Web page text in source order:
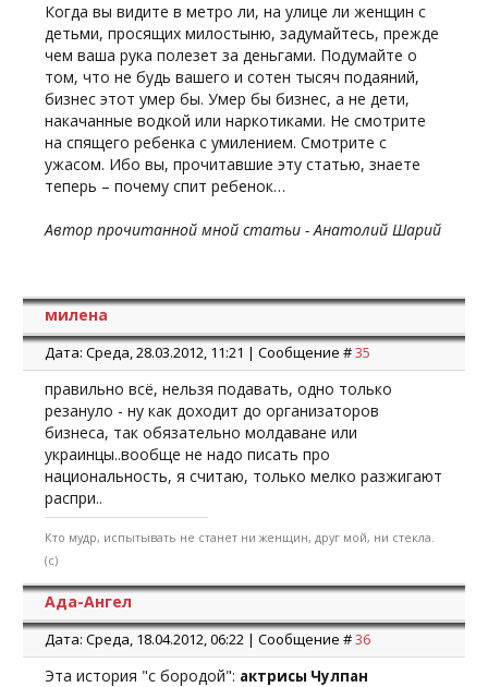
Когда вы видите в метро ли, на улице ли женщин с
детьми, просящих милостыню, задумайтесь, прежде
чем ваша рука полезет за деньгами. Подумайте о
том, что не будь вашего и сотен тысяч подаяний,
бизнес этот умер бы. Умер бы бизнес, а не дети,
накачанные водкой или наркотиками. Не смотрите
на спящего ребенка с умилением. Смотрите с
ужасом. Ибо вы, прочитавшие эту статью, знаете
теперь – почему спит ребенок…
Автор прочитанной мной статьи - Анатолий Шарий
милена
Дата: Среда, 28.03.2012, 11:21 | Сообщение #35
правильно всё, нельзя подавать, одно только
резануло - ну как доходит до организаторов
бизнеса, так обязательно молдаване или
украинцы..вообще не надо писать про
национальность, я считаю, только мелко разжигают
распри..
Кто мудр, испытывать не станет ни женщин, друг мой, ни стекла.
(с)
Ада-Ангел
Дата: Среда, 18.04.2012, 06:22 | Сообщение #36
Эта история "с бородой": актрисы Чулпан